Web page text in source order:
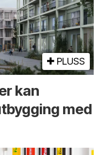
PLUSS
kan
med